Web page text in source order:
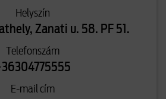
Helyszín
Zanati u. 58. PF 51.
Telefonszám
E-mail cím